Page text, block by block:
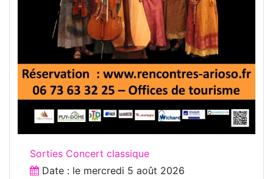
Sorties Concert classique
Date : le mercredi 5 août 2026